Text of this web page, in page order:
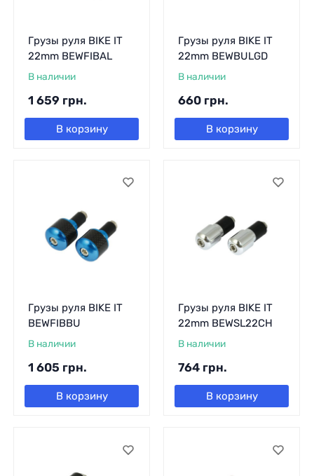
Грузы руля BIKE IT
22mm BEWFIBAL
В наличии
1 659 грн.
В корзину
Грузы руля BIKE IT
22mm BEWBULGD
В наличии
660 грн.
В корзину
Грузы руля BIKE IT
BEWFIBBU
В наличии
1 605 грн.
В корзину
Грузы руля BIKE IT
22mm BEWSL22CH
В наличии
764 грн.
В корзину